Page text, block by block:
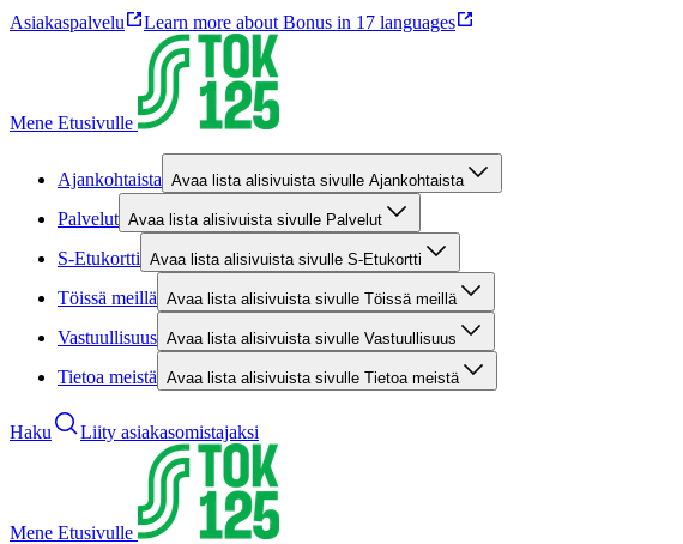
Asiakaspalvelu Learn more about Bonus in 17 languages
Mene Etusivulle
Ajankohtaista Avaa lista alisivuista sivulle Ajankohtaista
Palvelut Avaa lista alisivuista sivulle Palvelut
S-Etukortti Avaa lista alisivuista sivulle S-Etukortti
Töissä meillä Avaa lista alisivuista sivulle Töissä meillä
Vastuullisuus Avaa lista alisivuista sivulle Vastuullisuus
Tietoa meistä Avaa lista alisivuista sivulle Tietoa meistä
Haku Liity asiakasomistajaksi
Mene Etusivulle